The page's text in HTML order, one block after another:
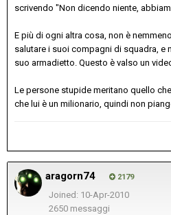
scrivendo "Non dicendo niente,
E più di ogni altra cosa, non è
salutare i suoi compagni di squadra, e
suo armadietto. Questo è valso un
Le persone stupide meritano quello
che lui è un milionario, quindi non
aragorn74 2179
Joined: 10-Apr-2010
2650 messaggi